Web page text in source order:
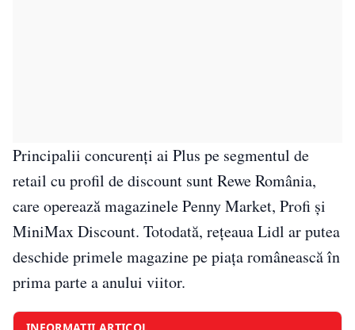
Principalii concurenţi ai Plus pe segmentul de
retail cu profil de discount sunt Rewe România,
care operează magazinele Penny Market, Profi şi
MiniMax Discount. Totodată, reţeaua Lidl ar putea
deschide primele magazine pe piaţa românească în
prima parte a anului viitor.
INFORMAȚII ARTICOL